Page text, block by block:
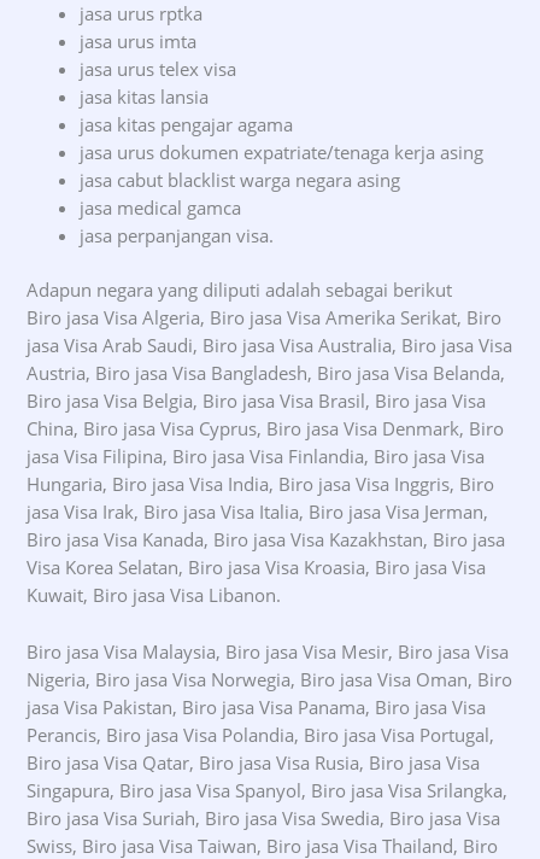
jasa urus rptka
jasa urus imta
jasa urus telex visa
jasa kitas lansia
jasa kitas pengajar agama
jasa urus dokumen expatriate/tenaga kerja asing
jasa cabut blacklist warga negara asing
jasa medical gamca
jasa perpanjangan visa.
Adapun negara yang diliputi adalah sebagai berikut
Biro jasa Visa Algeria, Biro jasa Visa Amerika Serikat, Biro
jasa Visa Arab Saudi, Biro jasa Visa Australia, Biro jasa Visa
Austria, Biro jasa Visa Bangladesh, Biro jasa Visa Belanda,
Biro jasa Visa Belgia, Biro jasa Visa Brasil, Biro jasa Visa
China, Biro jasa Visa Cyprus, Biro jasa Visa Denmark, Biro
jasa Visa Filipina, Biro jasa Visa Finlandia, Biro jasa Visa
Hungaria, Biro jasa Visa India, Biro jasa Visa Inggris, Biro
jasa Visa Irak, Biro jasa Visa Italia, Biro jasa Visa Jerman,
Biro jasa Visa Kanada, Biro jasa Visa Kazakhstan, Biro jasa
Visa Korea Selatan, Biro jasa Visa Kroasia, Biro jasa Visa
Kuwait, Biro jasa Visa Libanon.
Biro jasa Visa Malaysia, Biro jasa Visa Mesir, Biro jasa Visa
Nigeria, Biro jasa Visa Norwegia, Biro jasa Visa Oman, Biro
jasa Visa Pakistan, Biro jasa Visa Panama, Biro jasa Visa
Perancis, Biro jasa Visa Polandia, Biro jasa Visa Portugal,
Biro jasa Visa Qatar, Biro jasa Visa Rusia, Biro jasa Visa
Singapura, Biro jasa Visa Spanyol, Biro jasa Visa Srilangka,
Biro jasa Visa Suriah, Biro jasa Visa Swedia, Biro jasa Visa
Swiss, Biro jasa Visa Taiwan, Biro jasa Visa Thailand, Biro